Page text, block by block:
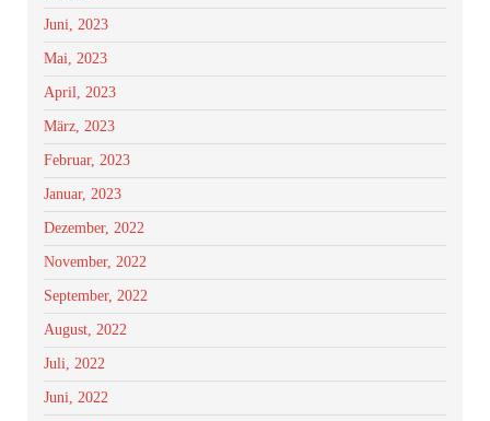
Juni, 2023
Mai, 2023
April, 2023
März, 2023
Februar, 2023
Januar, 2023
Dezember, 2022
November, 2022
September, 2022
August, 2022
Juli, 2022
Juni, 2022